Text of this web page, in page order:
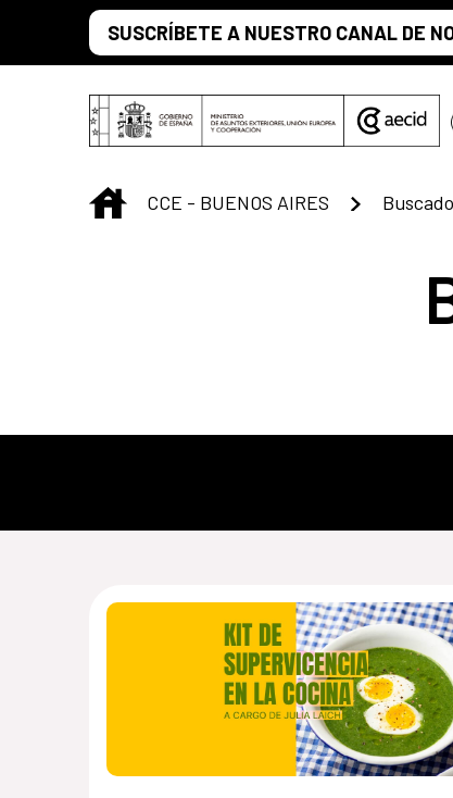
Saltar al contenido principal
SUSCRÍBETE A NUESTRO CANAL DE
INICIO
CCE - BUENOS AIRES